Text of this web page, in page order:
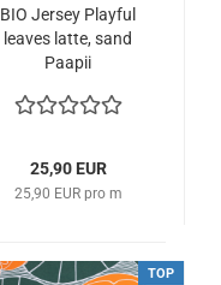
BIO Jersey Playful
leaves latte, sand
Paapii
25,90 EUR
25,90 EUR pro m
TOP